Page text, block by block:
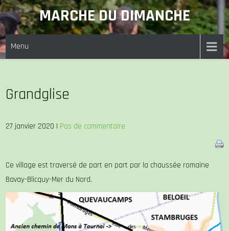
Skip
to
content
MARCHE DU DIMANCHE
Menu
Grandglise
27 janvier 2020 | Pas de commentaire
Ce village est traversé de part en part par la chaussée romaine
Bavay-Blicquy-Mer du Nord.